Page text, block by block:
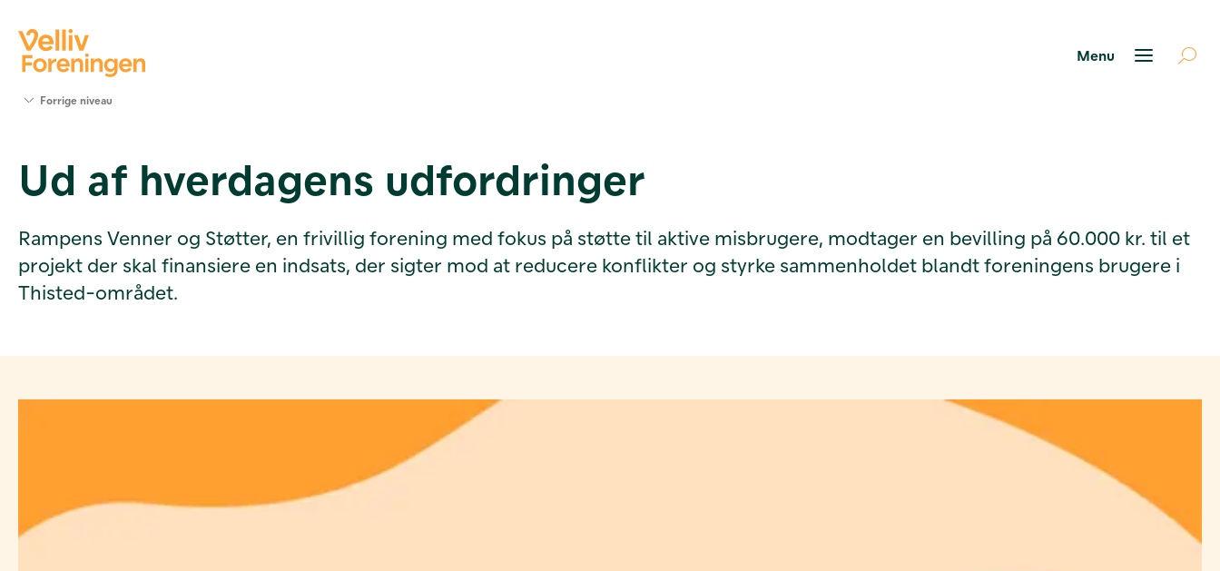
Værktøjer
og viden
Foreningen
Kontakt
os
Forrige niveau
Ud af hverdagens udfordringer
Rampens Venner og Støtter, en frivillig forening med fokus på støtte til aktive misbrugere, modtager en bevilling på 60.000 kr. til et
projekt der skal finansiere en indsats, der sigter mod at reducere konflikter og styrke sammenholdet blandt foreningens brugere i
Thisted-området.